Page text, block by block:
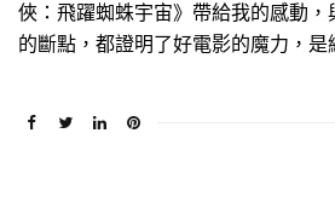
俠：飛躍蜘蛛宇宙》帶給我的感動
的斷點，都證明了好電影的魔力，是